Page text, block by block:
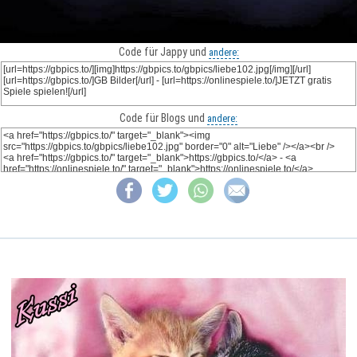
Code für Jappy und andere:
Code für Blogs und andere: